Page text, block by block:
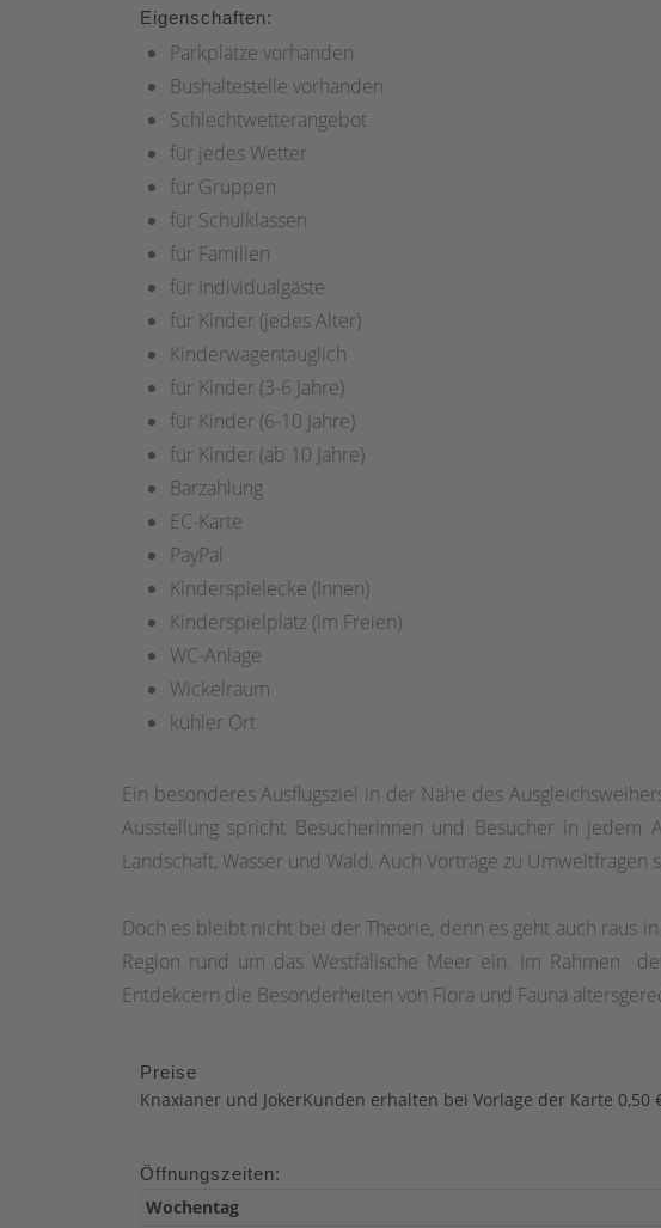
Eigenschaften:
Parkplätze vorhanden
Bushaltestelle vorhanden
Schlechtwetterangebot
für jedes Wetter
für Gruppen
für Schulklassen
für Familien
für Individualgäste
für Kinder (jedes Alter)
Kinderwagentauglich
für Kinder (3-6 Jahre)
für Kinder (6-10 Jahre)
für Kinder (ab 10 Jahre)
Barzahlung
EC-Karte
PayPal
Kinderspielecke (Innen)
Kinderspielplatz (im Freien)
WC-Anlage
Wickelraum
kühler Ort
Ein besonderes Ausflugsziel in der Nähe des
Ausstellung spricht Besucherinnen und Besucher in
Landschaft, Wasser und Wald. Auch Vorträge zu
Doch es bleibt nicht bei der Theorie, denn es geht auch raus
Region rund um das Westfälische Meer ein. Im Rahmen
Entdekcern die Besonderheiten von Flora und Fauna
Preise
Knaxianer und JokerKunden erhalten bei Vorlage der Karte 0,50
Öffnungszeiten:
Wochentag